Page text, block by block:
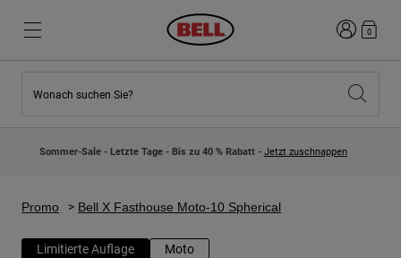
Neuzugänge
Kinder Motocrosshelme
Entdecken Moto
Neuzugänge
Lifestyle
Anmelden
0
Wonach suchen Sie?
Sommer-Sale - Letzte Tage - Bis zu 40 % Rabatt - Jetzt zuschnappen
Promo Bell X Fasthouse Moto-10 Spherical
Limitierte Auflage Moto